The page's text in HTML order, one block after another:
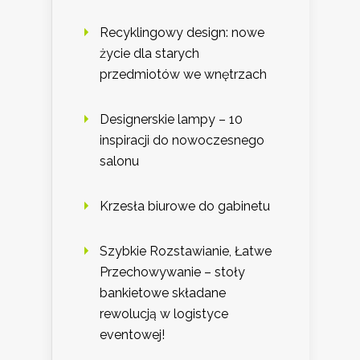
Recyklingowy design: nowe
życie dla starych
przedmiotów we wnętrzach
Designerskie lampy – 10
inspiracji do nowoczesnego
salonu
Krzesła biurowe do gabinetu
Szybkie Rozstawianie, Łatwe
Przechowywanie – stoły
bankietowe składane
rewolucją w logistyce
eventowej!